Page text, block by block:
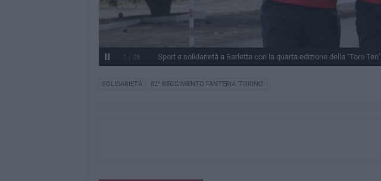
1 / 28 Sport e solidarietà a Barletta con la quarta edizione della "Toro Ten"
SOLIDARIETÀ 82° REGGIMENTO FANTERIA 'TORINO'